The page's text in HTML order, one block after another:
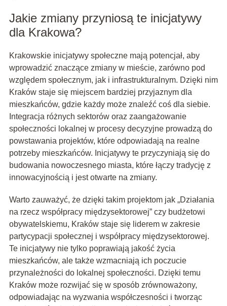
Jakie zmiany przyniosą te inicjatywy
dla Krakowa?
Krakowskie inicjatywy społeczne mają potencjał, aby
wprowadzić znaczące zmiany w mieście, zarówno pod
względem społecznym, jak i infrastrukturalnym. Dzięki nim
Kraków staje się miejscem bardziej przyjaznym dla
mieszkańców, gdzie każdy może znaleźć coś dla siebie.
Integracja różnych sektorów oraz zaangażowanie
społeczności lokalnej w procesy decyzyjne prowadzą do
powstawania projektów, które odpowiadają na realne
potrzeby mieszkańców. Inicjatywy te przyczyniają się do
budowania nowoczesnego miasta, które łączy tradycję z
innowacyjnością i jest otwarte na zmiany.
Warto zauważyć, że dzięki takim projektom jak „Działania
na rzecz współpracy międzysektorowej” czy budżetowi
obywatelskiemu, Kraków staje się liderem w zakresie
partycypacji społecznej i współpracy międzysektorowej.
Te inicjatywy nie tylko poprawiają jakość życia
mieszkańców, ale także wzmacniają ich poczucie
przynależności do lokalnej społeczności. Dzięki temu
Kraków może rozwijać się w sposób zrównoważony,
odpowiadając na wyzwania współczesności i tworząc